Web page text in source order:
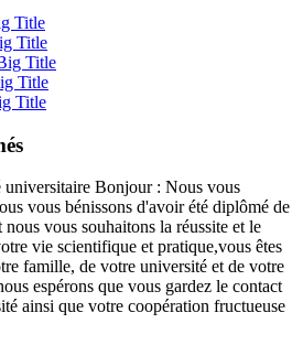
Title
Title
Title
Title
Title
universitaire Bonjour : Nous vous
vous bénissons d'avoir été diplômé de
vous souhaitons la réussite et le
vie scientifique et pratique,vous êtes
famille, de votre université et de votre
espérons que vous gardez le contact
ainsi que votre coopération fructueuse